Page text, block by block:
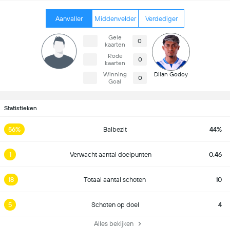
Aanvaller Middenvelder Verdediger
Gele
kaarten
0
Rode
kaarten
0
Winning
Goal
0 Dilan Godoy
Statistieken
56% Balbezit 44%
1 Verwacht aantal doelpunten 0.46
18 Totaal aantal schoten 10
5 Schoten op doel 4
Alles bekijken